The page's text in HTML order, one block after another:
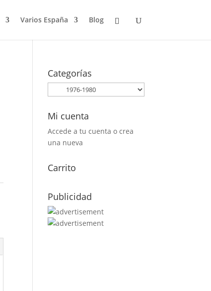
Varios España Blog
Categorías
Mi cuenta
Accede a tu cuenta o crea
una nueva
Carrito
Publicidad